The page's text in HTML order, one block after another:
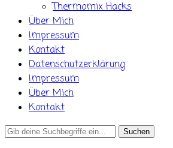
Thermomix Hacks
Über Mich
Impressum
Kontakt
Datenschutzerklärung
Impressum
Über Mich
Kontakt
Search